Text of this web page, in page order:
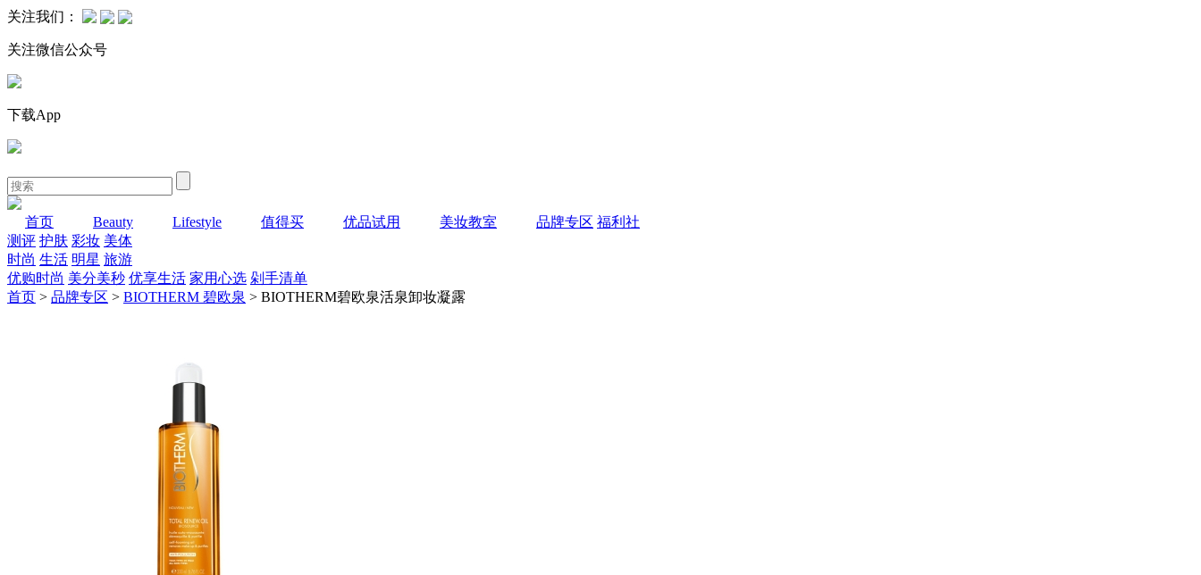
关注我们：
关注微信公众号
下载App
首页 Beauty Lifestyle 值得买 优品试用 美妆教室 品牌专区 福利社
测评 护肤 彩妆 美体
时尚 生活 明星 旅游
优购时尚 美分美秒 优享生活 家用心选 剁手清单
首页 > 品牌专区 > BIOTHERM 碧欧泉 > BIOTHERM碧欧泉活泉卸妆凝露